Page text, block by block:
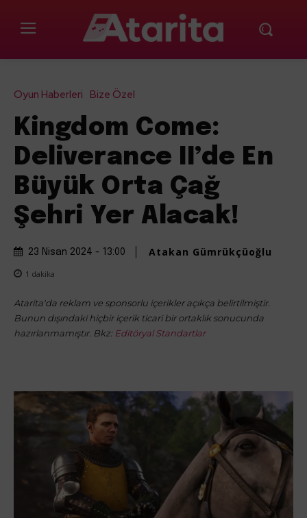
Oyun Haberleri Bize Özel
Kingdom Come:
Deliverance II’de En
Büyük Orta Çağ
Şehri Yer Alacak!
23 Nisan 2024 - 13:00 Atakan Gümrükçüoğlu
1 dakika
Atarita'da reklam ve sponsorlu içerikler açıkça belirtilmiştir.
Bunun dışındaki hiçbir içerik ticari bir ortaklık sonucunda
hazırlanmamıştır. Bkz: Editöryal Standartlar